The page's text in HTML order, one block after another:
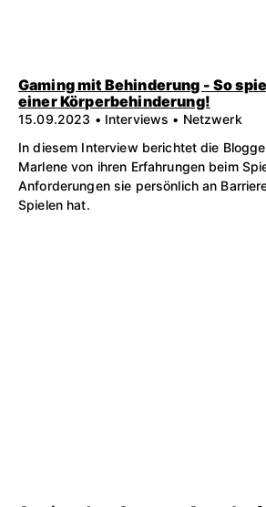
Gaming mit Behinderung - So
einer Körperbehinderung!
15.09.2023 • Interviews • Netzwerk
In diesem Interview berichtet die
Marlene von ihren Erfahrungen beim
Anforderungen sie persönlich an
Spielen hat.